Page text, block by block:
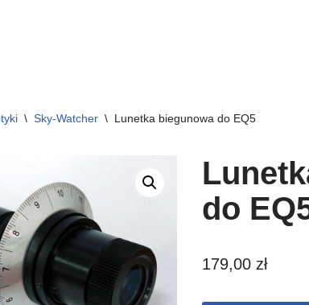
\ Sky-Watcher \ Lunetka biegunowa do EQ5
do
179,00 zł